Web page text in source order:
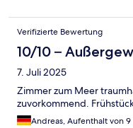
Verifizierte Bewertung
10/10 –
7. Juli 2025
Zimmer zum Meer
zuvorkommend.
Andreas, Aufenthalt von